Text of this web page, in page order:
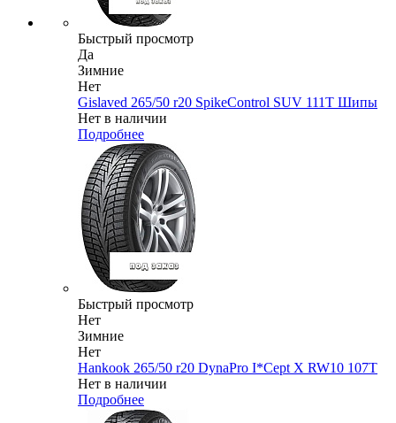
Быстрый просмотр
Да
Зимние
Нет
Gislaved 265/50 r20 SpikeControl SUV 111T Шипы
Нет в наличии
Подробнее
Быстрый просмотр
Нет
Зимние
Нет
Hankook 265/50 r20 DynaPro I*Cept X RW10 107T
Нет в наличии
Подробнее